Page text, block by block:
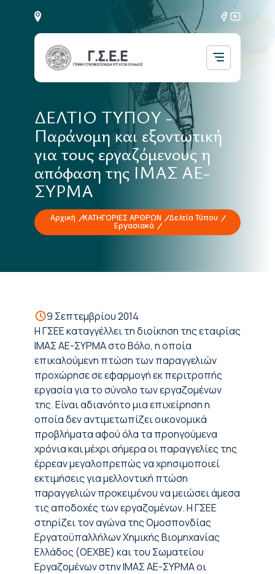
ΔΕΛΤΙΟ ΤΥΠΟΥ -
Παράνομη και εξοντωτική
για τους εργαζόμενους η
απόφαση της ΙΜΑΣ ΑΕ-
ΣΥΡΜΑ
Αρχική ΚΑΤΗΓΟΡΙΕΣ ΑΡΘΡΩΝ
Δελτία Τύπου
Εργασιακά
9 Σεπτεμβρίου 2014
Η ΓΣΕΕ καταγγέλλει τη διοίκηση της εταιρίας
ΙΜΑΣ ΑΕ-ΣΥΡΜΑ στο Βόλο, η οποία
επικαλούμενη πτώση των παραγγελιών
προχώρησε σε εφαρμογή εκ περιτροπής
εργασία για το σύνολο των εργαζομένων
της. Είναι αδιανόητο μια επιχείρηση η
οποία δεν αντιμετωπίζει οικονομικά
προβλήματα αφού όλα τα προηγούμενα
χρόνια και μέχρι σήμερα οι παραγγελίες της
έρρεαν μεγαλοπρεπώς να χρησιμοποιεί
εκτιμήσεις για μελλοντική πτώση
παραγγελιών προκειμένου να μειώσει άμεσα
τις αποδοχές των εργαζομένων. Η ΓΣΕΕ
στηρίζει τον αγώνα της Ομοσπονδίας
Εργατοϋπαλλήλων Χημικής Βιομηχανίας
Ελλάδος (ΟΕΧΒΕ) και του Σωματείου
Εργαζομένων στην ΙΜΑΣ ΑΕ-ΣΥΡΜΑ οι